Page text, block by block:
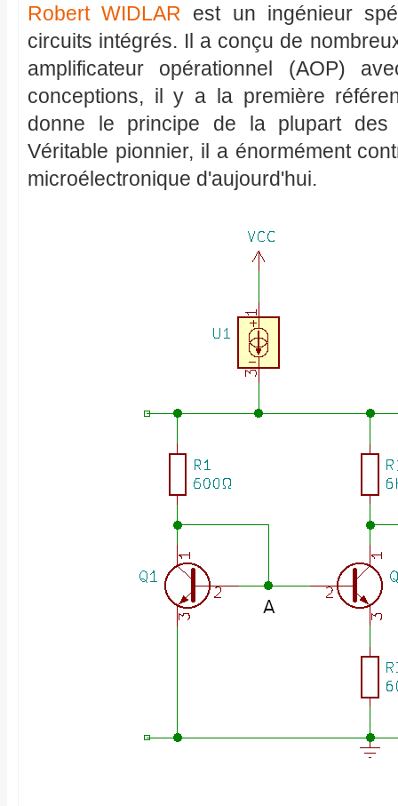
Robert WIDLAR est un ingénieur
circuits intégrés. Il a conçu de
amplificateur opérationnel (AOP)
conceptions, il y a la première
donne le principe de la plupart des
Véritable pionnier, il a énormément
microélectronique d'aujourd'hui.